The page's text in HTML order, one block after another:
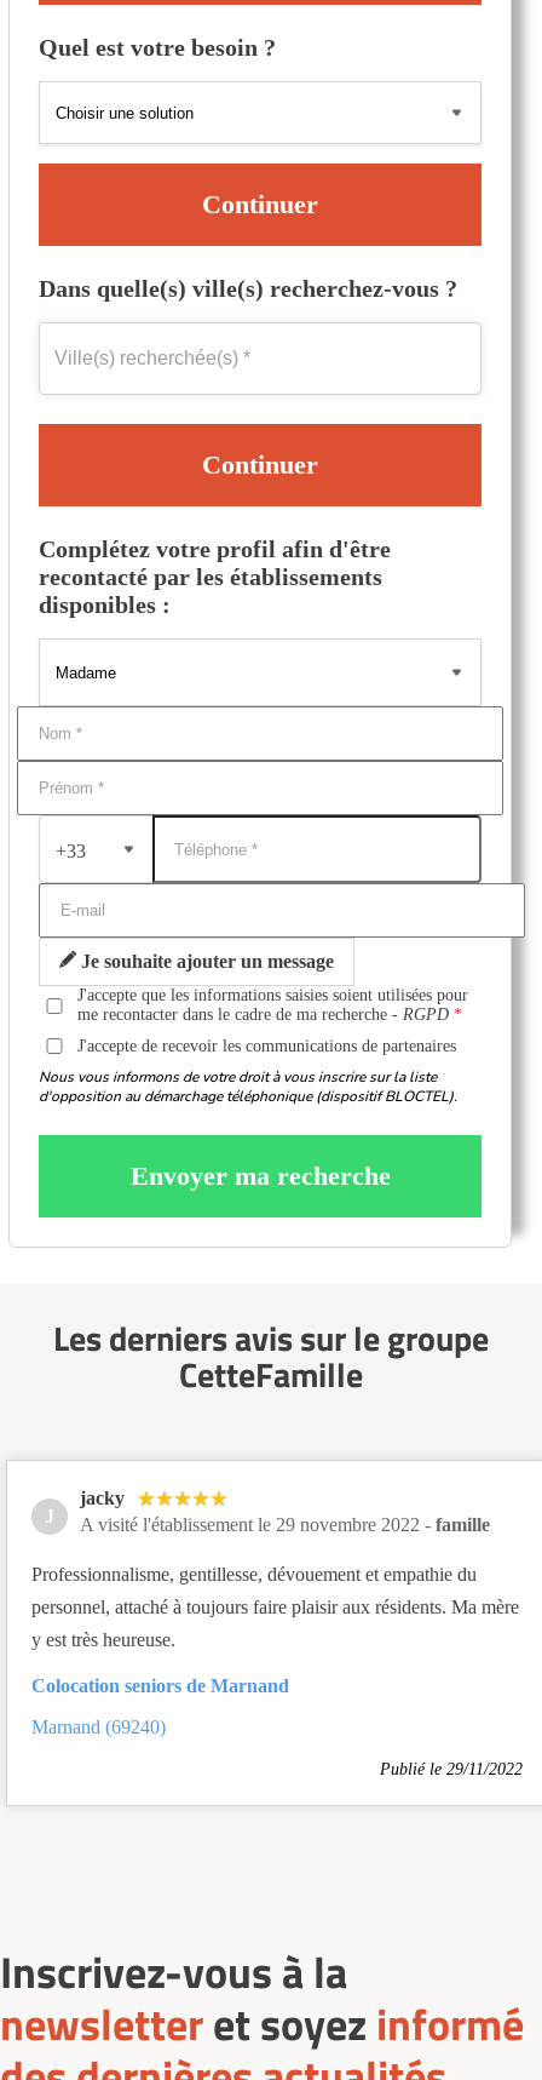
Quel est votre besoin ?
Continuer
Dans quelle(s) ville(s) recherchez-vous ?
Continuer
Complétez votre profil afin d'être
recontacté par les établissements
disponibles :
+33
Je souhaite ajouter un message
J'accepte que les informations saisies soient utilisées pour
me recontacter dans le cadre de ma recherche -RGPD
J'accepte de recevoir les communications de partenaires
Nous vous informons de votre droit à vous inscrire sur la liste
d'opposition au démarchage téléphonique (dispositif BLOCTEL).
Envoyer ma recherche
Les derniers avis sur le groupe
CetteFamille
J
jacky
A visité l'établissement le 29 novembre 2022 - famille
Professionnalisme, gentillesse, dévouement et empathie du
personnel, attaché à toujours faire plaisir aux résidents. Ma mère
y est très heureuse.
Colocation seniors de Marnand
Marnand (69240)
Publié le 29/11/2022
Inscrivez-vous à la
newsletteret soyez informé